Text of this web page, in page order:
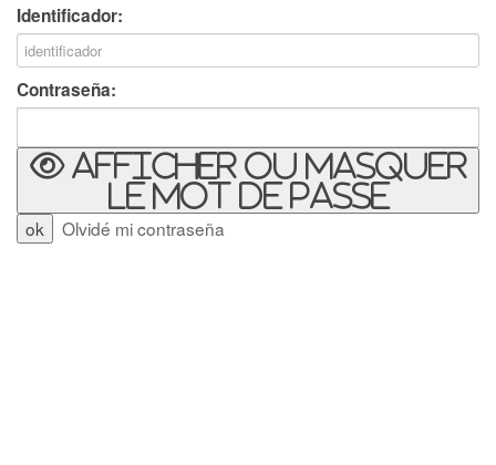
Identificador:
Contraseña:
Afficher ou masquer
le mot de passe
Olvidé mi contraseña